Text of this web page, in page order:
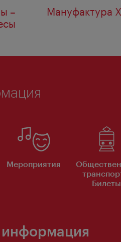
–
Мануфактура
Мероприятия
Билеты
информация